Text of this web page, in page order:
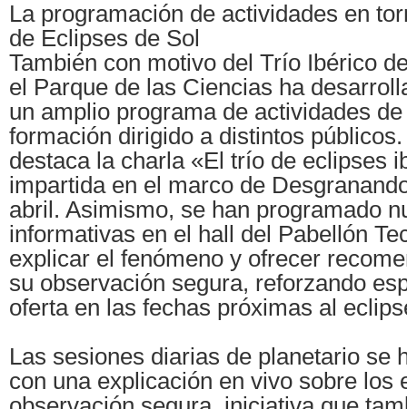
La programación de actividades en
de Eclipses de Sol
También con motivo del Trío Ibérico
el Parque de las Ciencias ha
un amplio programa de actividades
formación dirigido a distintos
destaca la charla «El trío de eclipses
impartida en el marco de
abril. Asimismo, se han programado
informativas en el hall del Pabellón
explicar el fenómeno y ofrecer
su observación segura, reforzando
oferta en las fechas próximas al
Las sesiones diarias de planetario se
con una explicación en vivo sobre los